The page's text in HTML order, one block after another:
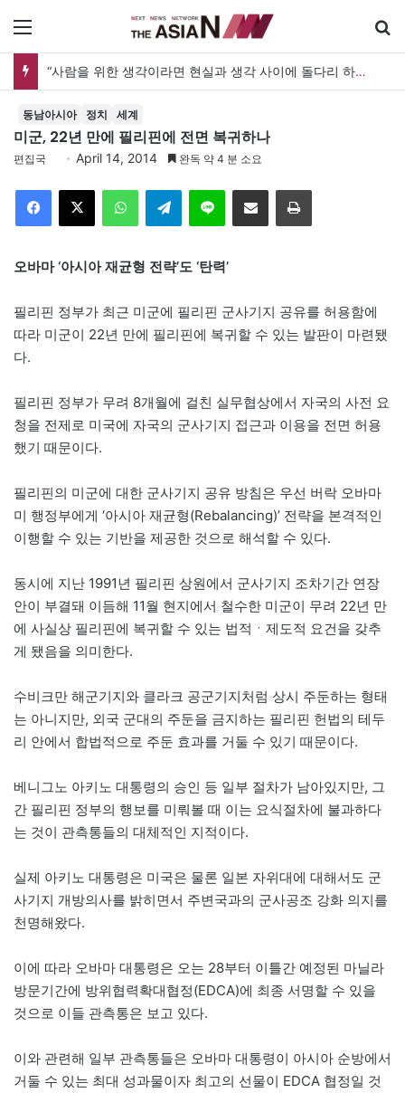
“사람을 위한 생각이라면 현실과 생각 사이에 돌다리 하나는 놓아야 하지 않을까”
동남아시아 정치 세계
미군, 22년 만에 필리핀에 전면 복귀하나
편집국 April 14, 2014 완독 약 4 분 소요
Telegram 이메일
오바마 ‘아시아 재균형 전략’도 ‘탄력’
필리핀 정부가 최근 미군에 필리핀 군사기지 공유를 허용함에
따라 미군이 22년 만에 필리핀에 복귀할 수 있는 발판이 마련됐
다.
필리핀 정부가 무려 8개월에 걸친 실무협상에서 자국의 사전 요
청을 전제로 미국에 자국의 군사기지 접근과 이용을 전면 허용
했기 때문이다.
필리핀의 미군에 대한 군사기지 공유 방침은 우선 버락 오바마
미 행정부에게 ‘아시아 재균형(Rebalancing)’ 전략을 본격적인
이행할 수 있는 기반을 제공한 것으로 해석할 수 있다.
동시에 지난 1991년 필리핀 상원에서 군사기지 조차기간 연장
안이 부결돼 이듬해 11월 현지에서 철수한 미군이 무려 22년 만
에 사실상 필리핀에 복귀할 수 있는 법적ㆍ제도적 요건을 갖추
게 됐음을 의미한다.
수비크만 해군기지와 클라크 공군기지처럼 상시 주둔하는 형태
는 아니지만, 외국 군대의 주둔을 금지하는 필리핀 헌법의 테두
리 안에서 합법적으로 주둔 효과를 거둘 수 있기 때문이다.
베니그노 아키노 대통령의 승인 등 일부 절차가 남아있지만, 그
간 필리핀 정부의 행보를 미뤄볼 때 이는 요식절차에 불과하다
는 것이 관측통들의 대체적인 지적이다.
실제 아키노 대통령은 미국은 물론 일본 자위대에 대해서도 군
사기지 개방의사를 밝히면서 주변국과의 군사공조 강화 의지를
천명해왔다.
이에 따라 오바마 대통령은 오는 28부터 이틀간 예정된 마닐라
방문기간에 방위협력확대협정(EDCA)에 최종 서명할 수 있을
것으로 이들 관측통은 보고 있다.
이와 관련해 일부 관측통들은 오바마 대통령이 아시아 순방에서
거둘 수 있는 최대 성과물이자 최고의 선물이 EDCA 협정일 것